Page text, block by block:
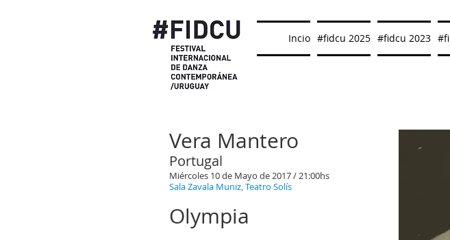
Incio #fidcu 2025 #fidcu 2023
Vera Mantero
Portugal
Miércoles 10 de Mayo de 2017 / 21:00hs
Sala Zavala Muniz, Teatro Solís
Olympia